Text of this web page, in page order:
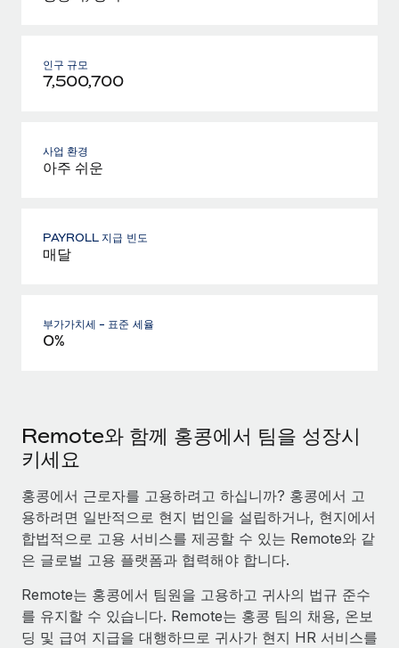
인구 규모
7,500,700
사업 환경
아주 쉬운
PAYROLL 지급 빈도
매달
부가가치세 - 표준 세율
0%
Remote와 함께 홍콩에서 팀을 성장시
키세요
홍콩에서 근로자를 고용하려고 하십니까? 홍콩에서 고
용하려면 일반적으로 현지 법인을 설립하거나, 현지에서
합법적으로 고용 서비스를 제공할 수 있는 Remote와 같
은 글로벌 고용 플랫폼과 협력해야 합니다.
Remote는 홍콩에서 팀원을 고용하고 귀사의 법규 준수
를 유지할 수 있습니다. Remote는 홍콩 팀의 채용, 온보
딩 및 급여 지급을 대행하므로 귀사가 현지 HR 서비스를